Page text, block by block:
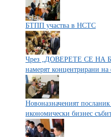
БТПП участва в НСТС
Чрез „ДОВЕРЕТЕ СЕ НА
намерят концентрирани на
Новоназначеният
икономически бизнес